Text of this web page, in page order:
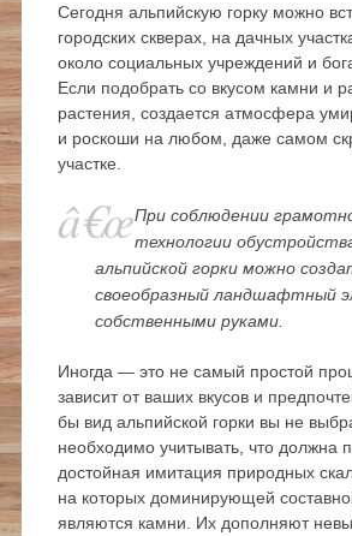
Сегодня альпийскую горку можно
городских скверах, на дачных
около социальных учреждений и
Если подобрать со вкусом камни и
растения, создается атмосфера
и роскоши на любом, даже самом
участке.
При соблюдении
технологии
альпийской горки можно
своеобразный ландшафтный
собственными руками.
Иногда — это не самый простой
зависит от ваших вкусов и
бы вид альпийской горки вы не
необходимо учитывать, что должна
достойная имитация природных
на которых доминирующей
являются камни. Их дополняют